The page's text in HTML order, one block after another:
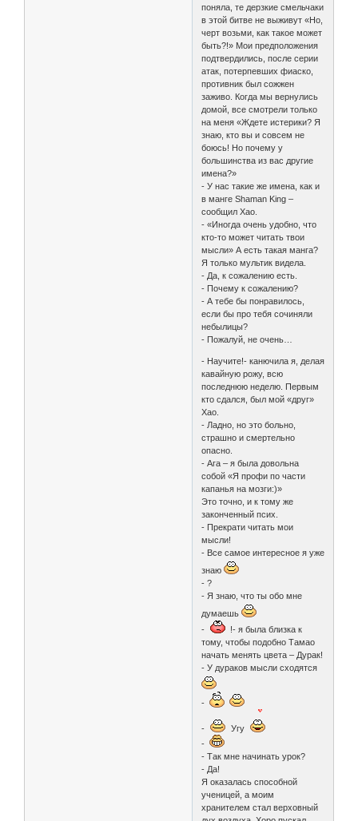
поняла, те дерзкие смельчаки
в этой битве не выживут «Но,
черт возьми, как такое может
быть?!» Мои предположения
подтвердились, после серии
атак, потерпевших фиаско,
противник был сожжен
заживо. Когда мы вернулись
домой, все смотрели только
на меня «Ждете истерики? Я
знаю, кто вы и совсем не
боюсь! Но почему у
большинства из вас другие
имена?»
- У нас такие же имена, как и
в манге Shaman King –
сообщил Хао.
- «Иногда очень удобно, что
кто-то может читать твои
мысли» А есть такая манга?
Я только мультик видела.
- Да, к сожалению есть.
- Почему к сожалению?
- А тебе бы понравилось,
если бы про тебя сочиняли
небылицы?
- Пожалуй, не очень…
- Научите!- канючила я, делая
кавайную рожу, всю
последнюю неделю. Первым
кто сдался, был мой «друг»
Хао.
- Ладно, но это больно,
страшно и смертельно
опасно.
- Ага – я была довольна
собой «Я профи по части
капанья на мозги:)»
Это точно, и к тому же
законченный псих.
- Прекрати читать мои
мысли!
- Все самое интересное я уже
знаю
- ?
- Я знаю, что ты обо мне
думаешь
-
!- я была близка к
тому, чтобы подобно Тамао
начать менять цвета – Дурак!
- У дураков мысли сходятся
-
-
Угу
-
- Так мне начинать урок?
- Да!
Я оказалась способной
ученицей, а моим
хранителем стал верховный